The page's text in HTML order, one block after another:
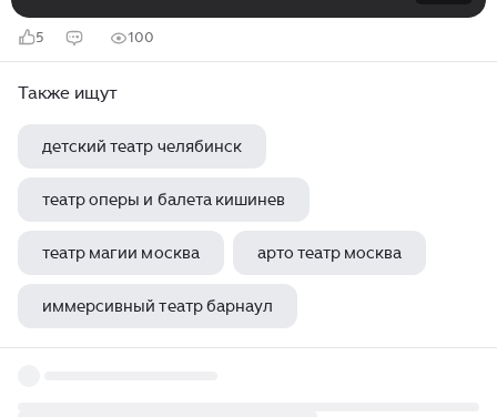
5 100
Также ищут
детский театр челябинск
театр оперы и балета кишинев
театр магии москва арто театр москва
иммерсивный театр барнаул